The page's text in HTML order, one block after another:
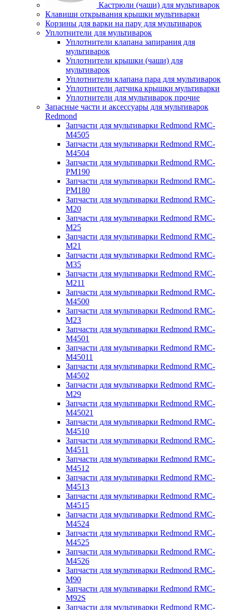
Кастрюли (чаши) для мультиварок
Клавиши открывания крышки мультиварки
Корзины для варки на пару для мультиварок
Уплотнители для мультиварок
Уплотнители клапана запирания для
мультиварок
Уплотнители крышки (чаши) для
мультиварок
Уплотнители клапана пара для мультиварок
Уплотнители датчика крышки мультиварки
Уплотнители для мультиварок прочие
Запасные части и аксессуары для мультиварок
Redmond
Запчасти для мультиварки Redmond RMC-
M4505
Запчасти для мультиварки Redmond RMC-
M4504
Запчасти для мультиварки Redmond RMC-
PM190
Запчасти для мультиварки Redmond RMC-
PM180
Запчасти для мультиварки Redmond RMC-
M20
Запчасти для мультиварки Redmond RMC-
M25
Запчасти для мультиварки Redmond RMC-
M21
Запчасти для мультиварки Redmond RMC-
M35
Запчасти для мультиварки Redmond RMC-
M211
Запчасти для мультиварки Redmond RMC-
M4500
Запчасти для мультиварки Redmond RMC-
M23
Запчасти для мультиварки Redmond RMC-
M4501
Запчасти для мультиварки Redmond RMC-
M45011
Запчасти для мультиварки Redmond RMC-
M4502
Запчасти для мультиварки Redmond RMC-
M29
Запчасти для мультиварки Redmond RMC-
M45021
Запчасти для мультиварки Redmond RMC-
M4510
Запчасти для мультиварки Redmond RMC-
M4511
Запчасти для мультиварки Redmond RMC-
M4512
Запчасти для мультиварки Redmond RMC-
M4513
Запчасти для мультиварки Redmond RMC-
M4515
Запчасти для мультиварки Redmond RMC-
M4524
Запчасти для мультиварки Redmond RMC-
M4525
Запчасти для мультиварки Redmond RMC-
M4526
Запчасти для мультиварки Redmond RMC-
M90
Запчасти для мультиварки Redmond RMC-
M92S
Запчасти для мультиварки Redmond RMC-